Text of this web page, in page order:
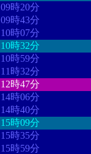
09時20分
09時43分
10時07分
10時32分
10時59分
11時32分
12時47分
14時06分
14時40分
15時09分
15時35分
15時59分